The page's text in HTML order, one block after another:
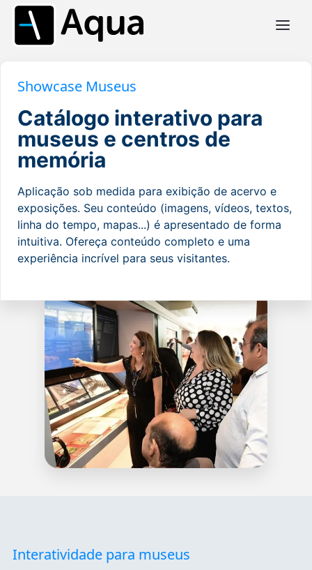
Showcase Museus
Catálogo interativo para
museus e centros de
memória
Aplicação sob medida para exibição de acervo e
exposições. Seu conteúdo (imagens, vídeos, textos,
linha do tempo, mapas...) é apresentado de forma
intuitiva. Ofereça conteúdo completo e uma
experiência incrível para seus visitantes.
Interatividade para museus